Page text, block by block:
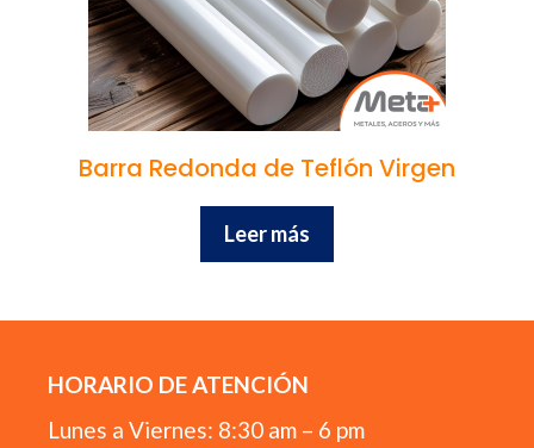
Barra Redonda de Teflón Virgen
Leer más
HORARIO DE ATENCIÓN
Lunes a Viernes: 8:30 am – 6 pm